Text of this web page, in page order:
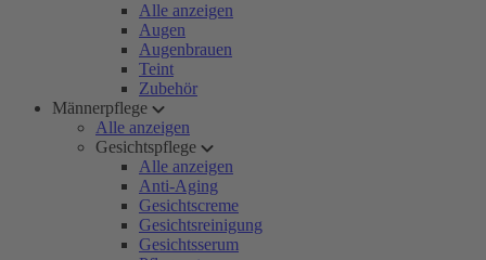
Alle anzeigen
Augen
Augenbrauen
Teint
Zubehör
Männerpflege
Alle anzeigen
Gesichtspflege
Alle anzeigen
Anti-Aging
Gesichtscreme
Gesichtsreinigung
Gesichtsserum